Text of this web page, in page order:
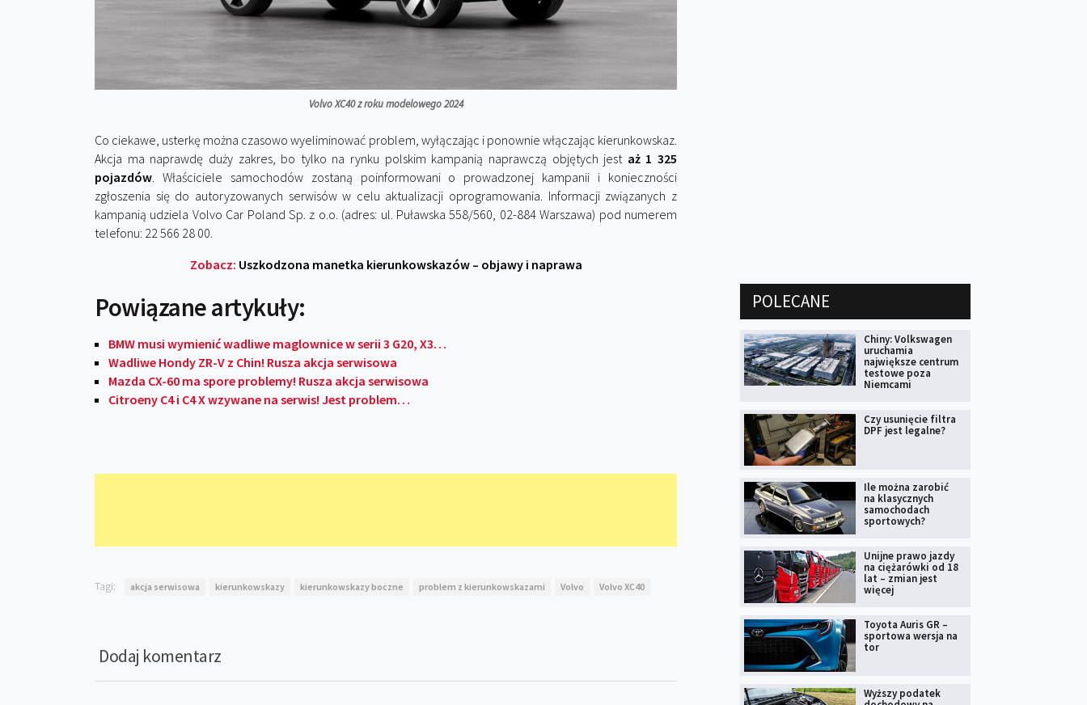
Volvo XC40 z roku modelowego 2024
Co ciekawe, usterkę można czasowo wyeliminować problem, wyłączając i ponownie włączając kierunkowskaz.
Akcja ma naprawdę duży zakres, bo tylko na rynku polskim kampanią naprawczą objętych jest aż 1 325
pojazdów . Właściciele samochodów zostaną poinformowani o prowadzonej kampanii i konieczności
zgłoszenia się do autoryzowanych serwisów w celu aktualizacji oprogramowania. Informacji związanych z
kampanią udziela Volvo Car Poland Sp. z o.o. (adres: ul. Puławska 558/560, 02-884 Warszawa) pod numerem
telefonu: 22 566 28 00.
Zobacz: Uszkodzona manetka kierunkowskazów – objawy i naprawa
Powiązane artykuły:
BMW musi wymienić wadliwe maglownice w serii 3 G20, X3…
Wadliwe Hondy ZR-V z Chin! Rusza akcja serwisowa
Mazda CX-60 ma spore problemy! Rusza akcja serwisowa
Citroeny C4 i C4 X wzywane na serwis! Jest problem…
Tagi: akcja serwisowa kierunkowskazy kierunkowskazy boczne problem z kierunkowskazami Volvo Volvo XC40
Dodaj komentarz
POLECANE
Chiny: Volkswagen
uruchamia
największe centrum
testowe poza
Niemcami
Czy usunięcie filtra
DPF jest legalne?
Ile można zarobić
na klasycznych
samochodach
sportowych?
Unijne prawo jazdy
na ciężarówki od 18
lat – zmian jest
więcej
Toyota Auris GR –
sportowa wersja na
tor
Wyższy podatek